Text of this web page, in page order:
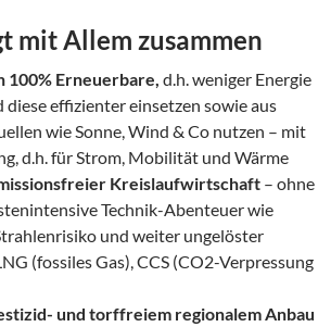
mit Allem zusammen
100% Erneuerbare, d.h. weniger Energie
diese effizienter einsetzen sowie aus
wie Sonne, Wind & Co nutzen – mit
d.h. für Strom, Mobilität und Wärme
Kreislaufwirtschaft – ohne
Technik-Abenteuer wie
und weiter ungelöster
(fossiles Gas), CCS (CO2-Verpressung
und torffreiem regionalem Anbau